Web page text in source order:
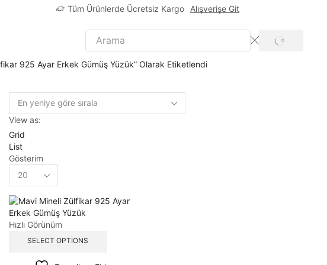
Tüm Ürünlerde Ücretsiz Kargo Alışverişe Git
925 Ayar Erkek Gümüş Yüzük” Olarak Etiketlendi
View as:
Grid
List
Gösterim
Hızlı Görünüm
SELECT OPTIONS